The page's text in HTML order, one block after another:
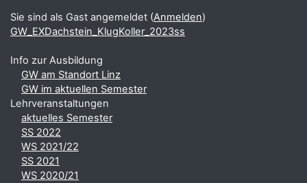
Sie sind als Gast angemeldet (Anmelden)
GW_EXDachstein_KlugKoller_2023ss
Info zur Ausbildung
GW am Standort Linz
GW im aktuellen Semester
Lehrveranstaltungen
aktuelles Semester
SS 2022
WS 2021/22
SS 2021
WS 2020/21